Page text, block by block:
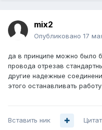
mix2
Опубликовано 17
да в принципе можно было
провода отрезав
другие надежные
этого останавливать
Вставить ник